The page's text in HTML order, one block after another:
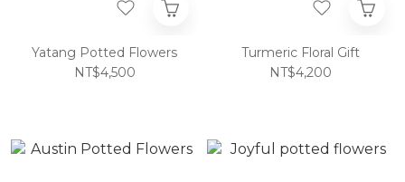
Yatang Potted Flowers
NT$4,500
Turmeric Floral Gift
NT$4,200